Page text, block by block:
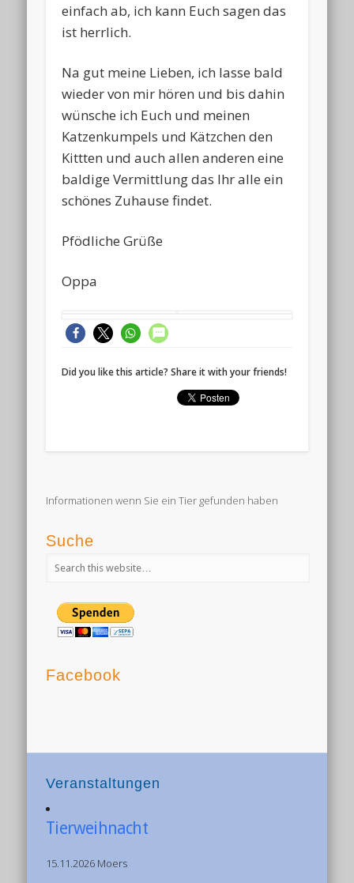
einfach ab, ich kann Euch sagen das
ist herrlich.
Na gut meine Lieben, ich lasse bald
wieder von mir hören und bis dahin
wünsche ich Euch und meinen
Katzenkumpels und Kätzchen den
Kittten und auch allen anderen eine
baldige Vermittlung das Ihr alle ein
schönes Zuhause findet.
Pfödliche Grüße
Oppa
Did you like this article? Share it with your friends!
Informationen wenn Sie ein Tier gefunden haben
Suche
Facebook
Veranstaltungen
Tierweihnacht
15.11.2026 Moers